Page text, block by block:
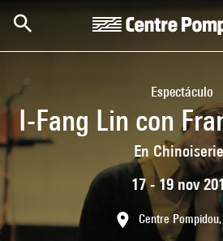
Espectáculo
I-Fang Lin con
En
17 - 19 nov
Centre